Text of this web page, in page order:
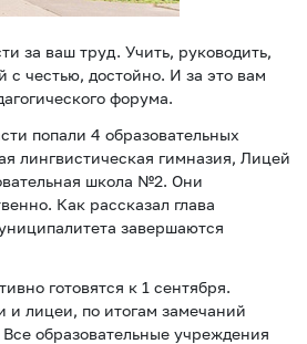
за ваш труд. Учить, руководить,
с честью, достойно. И за это вам
форума.
попали 4 образовательных
лингвистическая гимназия, Лицей
школа №2. Они
Как рассказал глава
завершаются
готовятся к 1 сентября.
лицеи, по итогам замечаний
образовательные учреждения